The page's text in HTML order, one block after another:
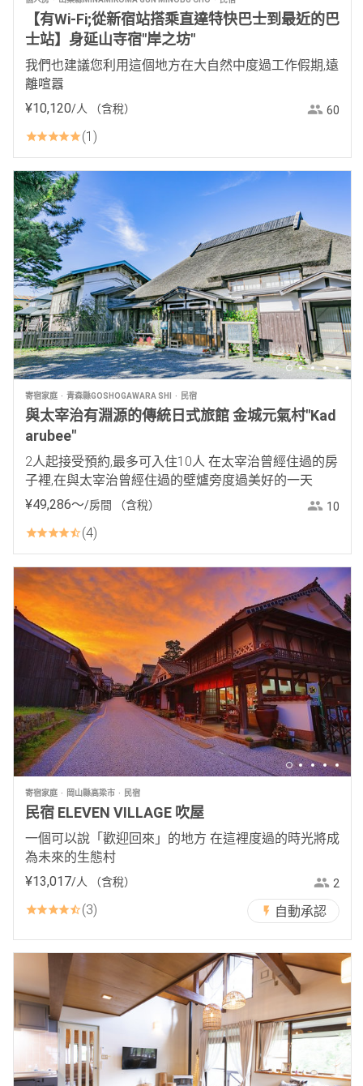
【有Wi-Fi;從新宿站搭乘直達特快巴士到最近的巴
士站】身延山寺宿"岸之坊"
我們也建議您利用這個地方在大自然中度過工作假期,遠
離喧囂
¥10,120/人 （含稅） 60
1
寄宿家庭 青森縣GOSHOGAWARA SHI 民宿
與太宰治有淵源的傳統日式旅館 金城元氣村"Kad
arubee"
2人起接受預約,最多可入住10人 在太宰治曾經住過的房
子裡,在與太宰治曾經住過的壁爐旁度過美好的一天
¥49,286〜/房間 （含稅） 10
4
寄宿家庭 岡山縣高梁市 民宿
民宿 ELEVEN VILLAGE 吹屋
一個可以說「歡迎回來」的地方 在這裡度過的時光將成
為未來的生態村
¥13,017/人 （含稅） 2
3 自動承認